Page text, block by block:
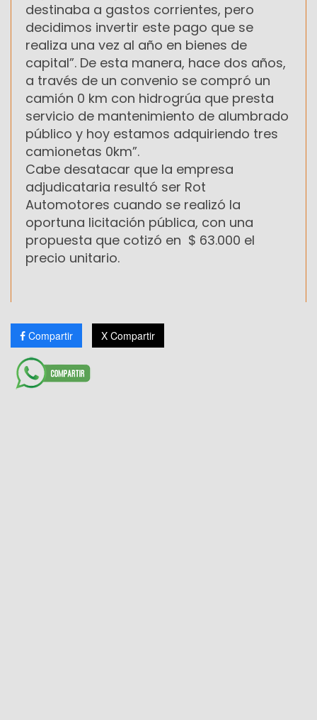
destinaba a gastos corrientes, pero
decidimos invertir este pago que se
realiza una vez al año en bienes de
capital”. De esta manera, hace dos años,
a través de un convenio se compró un
camión 0 km con hidrogrúa que presta
servicio de mantenimiento de alumbrado
público y hoy estamos adquiriendo tres
camionetas 0km”.
Cabe desatacar que la empresa
adjudicataria resultó ser Rot
Automotores cuando se realizó la
oportuna licitación pública, con una
propuesta que cotizó en $ 63.000 el
precio unitario.
Compartir X Compartir